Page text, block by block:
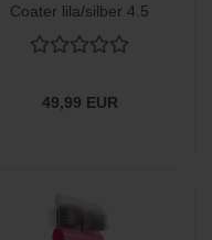
Coater lila/silber 4,5
cm
49,99 EUR